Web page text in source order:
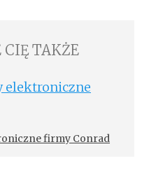
CIĘ TAKŻE
firmy Conrad